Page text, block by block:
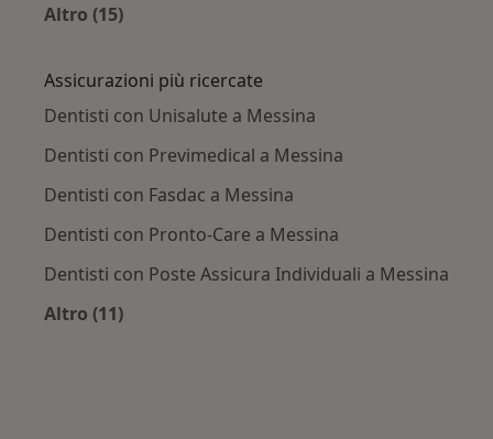
Altro (15)
Assicurazioni più ricercate
Dentisti con Unisalute a Messina
Dentisti con Previmedical a Messina
Dentisti con Fasdac a Messina
Dentisti con Pronto-Care a Messina
Dentisti con Poste Assicura Individuali a Messina
Altro (11)